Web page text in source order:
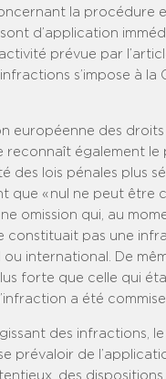
la procédure
d’application
prévue par
s’impose à la
européenne des droits
reconnaît également le
des lois pénales plus
que « nul ne peut être
omission qui, au
constituait pas une
international. De
forte que celle qui
a été commise
des infractions,
prévaloir de
des